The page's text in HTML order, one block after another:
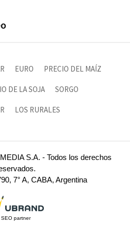
EURO PRECIO DEL MAÍZ
DE LA SOJA SORGO
LOS RURALES
S.A. - Todos los derechos
7° A, CABA, Argentina
SEO partner